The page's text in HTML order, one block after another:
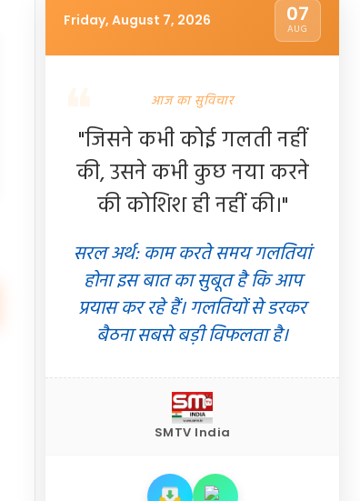
Friday, August 7, 2026 07
AUG
आज का सुविचार
"जिसने कभी कोई गलती नहीं
की, उसने कभी कुछ नया करने
की कोशिश ही नहीं की।"
सरल अर्थ: काम करते समय गलतियां
होना इस बात का सुबूत है कि आप
प्रयास कर रहे हैं। गलतियों से डरकर
बैठना सबसे बड़ी विफलता है।
SMTV India